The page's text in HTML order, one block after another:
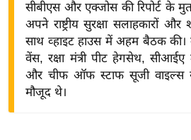
द्यो
सीबीएस और एक्जोस की रिपोर्ट के
अपने राष्ट्रीय सुरक्षा सलाहकारों और
साथ व्हाइट हाउस में अहम बैठक की।
वेंस, रक्षा मंत्री पीट हेगसेथ,
और चीफ ऑफ स्टाफ सूजी वाइल्स
मौजूद थे।